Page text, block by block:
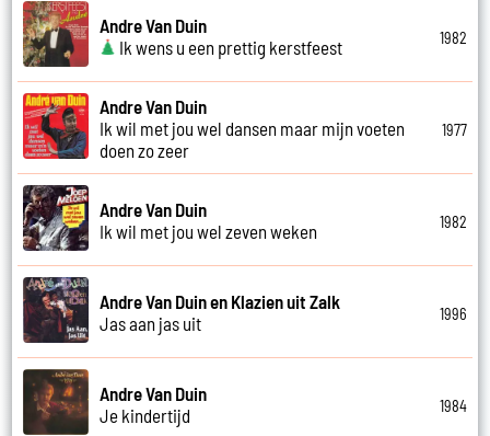
Andre Van Duin
Ik wens u een prettig kerstfeest
1982
Andre Van Duin
Ik wil met jou wel dansen maar mijn voeten
doen zo zeer
1977
Andre Van Duin
Ik wil met jou wel zeven weken
1982
Andre Van Duin en Klazien uit Zalk
Jas aan jas uit
1996
Andre Van Duin
Je kindertijd
1984